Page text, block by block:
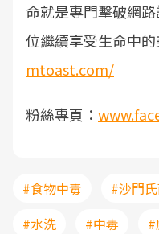
命就是專門擊破網
位繼續享受生命中的
mtoast.com/
粉絲專頁：
#食物中毒 #沙門
#水洗
#中毒 #